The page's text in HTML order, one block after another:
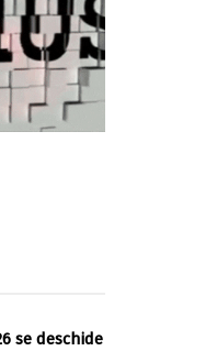
se deschide